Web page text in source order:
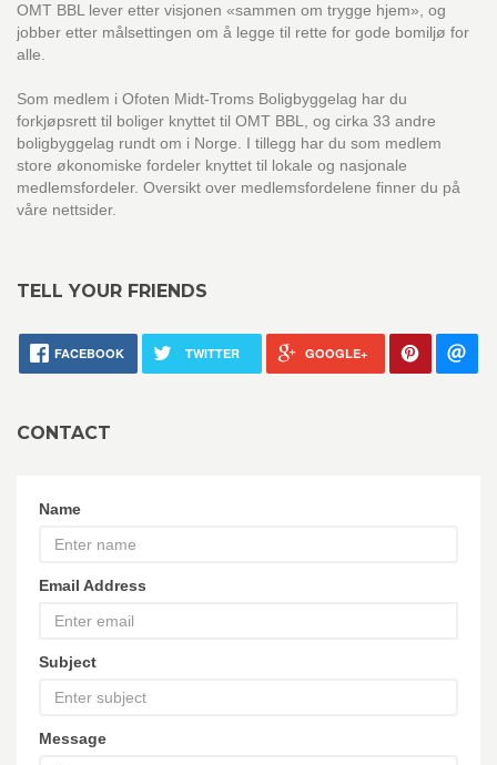
OMT BBL lever etter visjonen «sammen om trygge hjem», og
jobber etter målsettingen om å legge til rette for gode bomiljø for
alle.
Som medlem i Ofoten Midt-Troms Boligbyggelag har du
forkjøpsrett til boliger knyttet til OMT BBL, og cirka 33 andre
boligbyggelag rundt om i Norge. I tillegg har du som medlem
store økonomiske fordeler knyttet til lokale og nasjonale
medlemsfordeler. Oversikt over medlemsfordelene finner du på
våre nettsider.
TELL YOUR FRIENDS
FACEBOOK TWITTER GOOGLE+
CONTACT
Name
Email Address
Subject
Message